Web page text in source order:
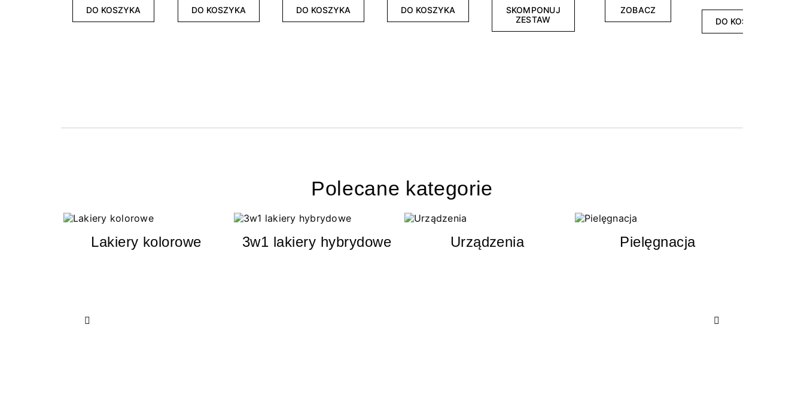
DO KOSZYKA DO KOSZYKA DO KOSZYKA DO KOSZYKA
SKOMPONUJ
ZESTAW
ZOBACZ
DO KOSZYKA
Polecane kategorie
Lakiery kolorowe 3w1 lakiery hybrydowe Urządzenia Pielęgnacja